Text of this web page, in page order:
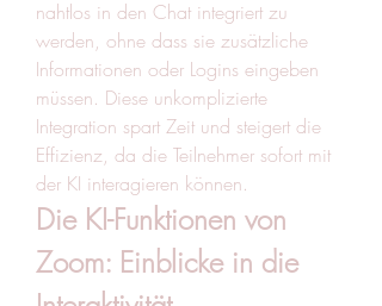
nahtlos in den Chat integriert zu
werden, ohne dass sie zusätzliche
Informationen oder Logins eingeben
müssen. Diese unkomplizierte
Integration spart Zeit und steigert die
Effizienz, da die Teilnehmer sofort mit
der KI interagieren können.
Die KI-Funktionen von
Zoom: Einblicke in die